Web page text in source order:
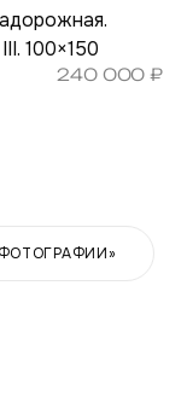
100×150
240 000₽